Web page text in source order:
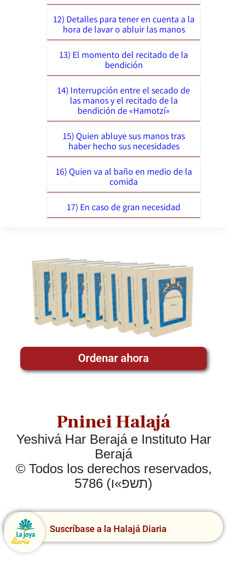
12) Detalles para tener en cuenta a la
hora de lavar o abluir las manos
13) El momento del recitado de la
bendición
14) Interrupción entre el secado de
las manos y el recitado de la
bendición de «Hamotzí»
15) Quien abluye sus manos tras
haber hecho sus necesidades
16) Quien va al baño en medio de la
comida
17) En caso de gran necesidad
Ordenar ahora
Pninei Halajá
Yeshivá Har Berajá e Instituto Har
Berajá
© Todos los derechos reservados,
5786 (תשפ»ו)
Suscríbase a la Halajá Diaria